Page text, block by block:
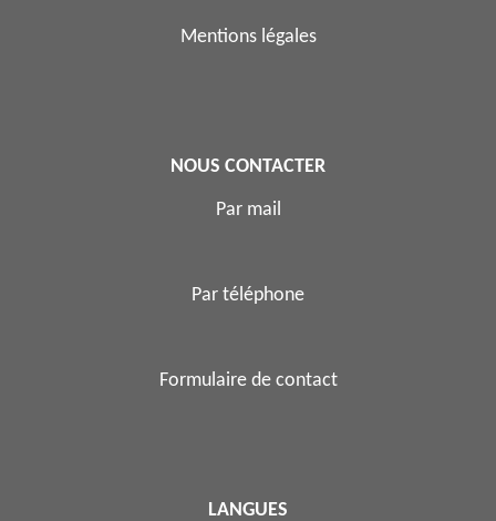
Mentions légales
NOUS CONTACTER
Par mail
Par téléphone
Formulaire de contact
LANGUES